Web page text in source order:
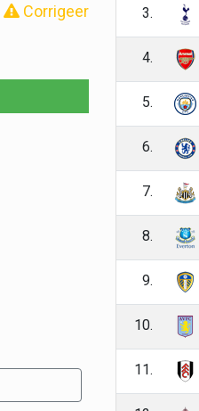
Corrigeer 3.
4.
5.
6.
7.
8.
9.
10.
11.